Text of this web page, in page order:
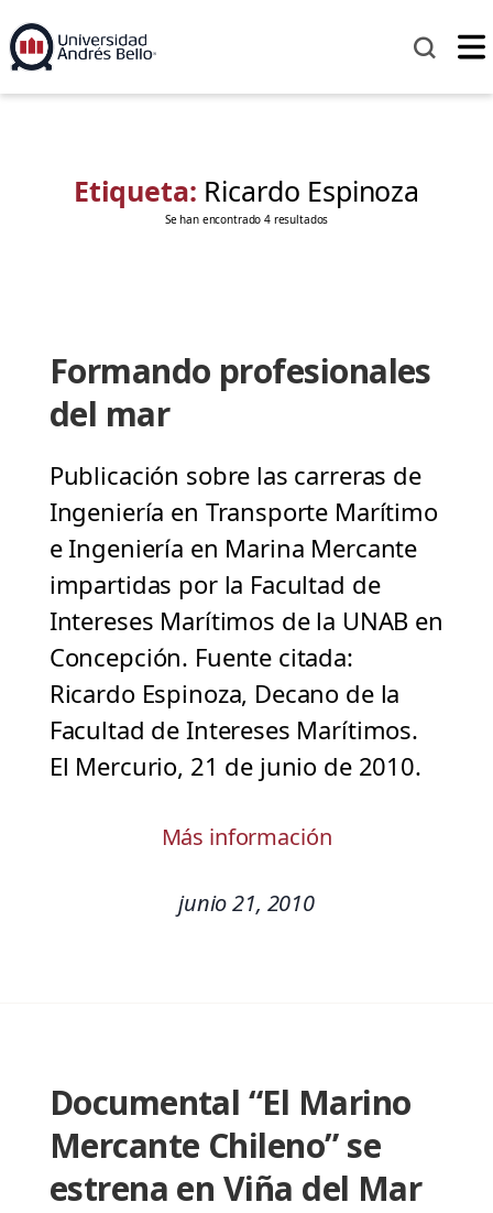
Etiqueta: Ricardo Espinoza
Se han encontrado 4 resultados
Formando profesionales
del mar
Publicación sobre las carreras de
Ingeniería en Transporte Marítimo
e Ingeniería en Marina Mercante
impartidas por la Facultad de
Intereses Marítimos de la UNAB en
Concepción. Fuente citada:
Ricardo Espinoza, Decano de la
Facultad de Intereses Marítimos.
El Mercurio, 21 de junio de 2010.
Más información
junio 21, 2010
Documental “El Marino
Mercante Chileno” se
estrena en Viña del Mar